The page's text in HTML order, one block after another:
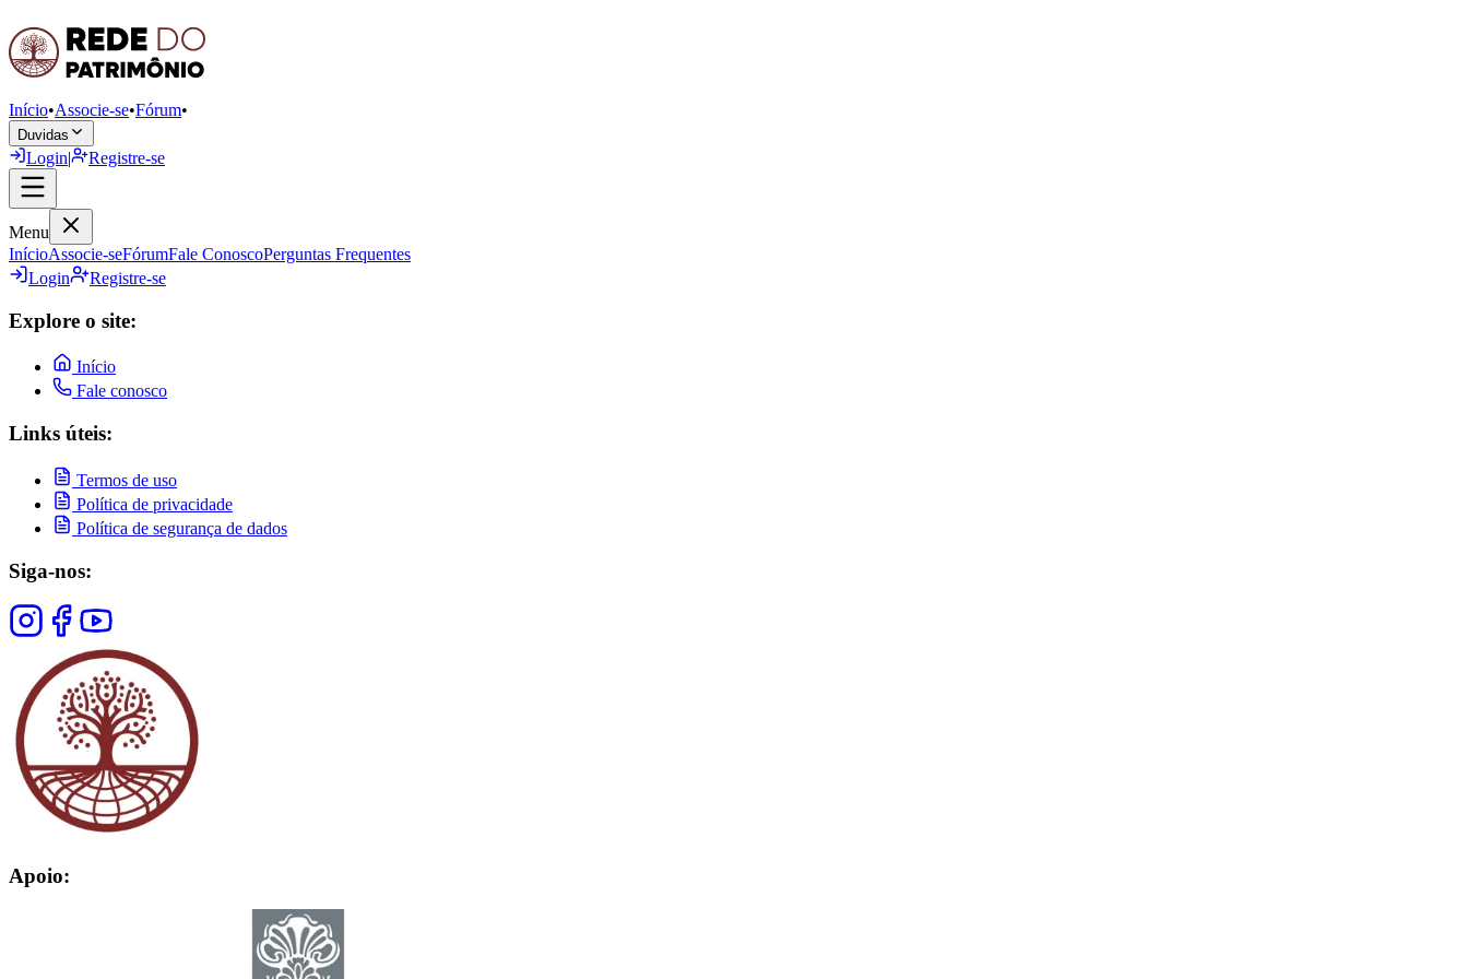
Início•Associe-se•Fórum•
Duvidas
Login| Registre-se
Menu
InícioAssocie-seFórumFale ConoscoPerguntas Frequentes
Login
Registre-se
Explore o site:
Início
Fale conosco
Links úteis:
Termos de uso
Política de privacidade
Política de segurança de dados
Siga-nos:
Apoio: